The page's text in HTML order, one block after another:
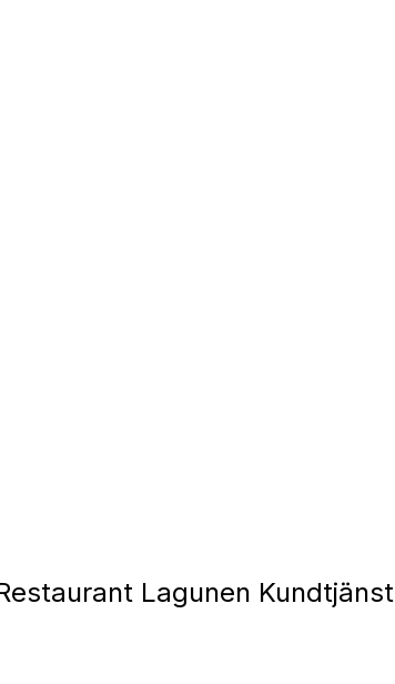
Lagunen Kundtjänst